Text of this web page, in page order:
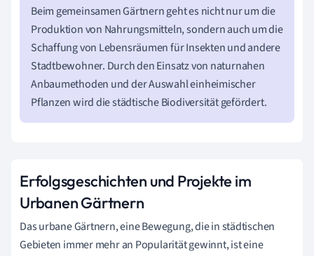
Beim gemeinsamen Gärtnern geht es nicht nur um die
Produktion von Nahrungsmitteln, sondern auch um die
Schaffung von Lebensräumen für Insekten und andere
Stadtbewohner. Durch den Einsatz von naturnahen
Anbaumethoden und der Auswahl einheimischer
Pflanzen wird die städtische Biodiversität gefördert.
Erfolgsgeschichten und Projekte im
Urbanen Gärtnern
Das urbane Gärtnern, eine Bewegung, die in städtischen
Gebieten immer mehr an Popularität gewinnt, ist eine